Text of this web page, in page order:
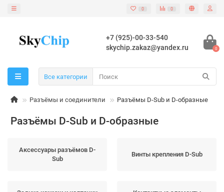
0 0
+7 (925)-00-33-540
skychip.zakaz@yandex.ru
0
Все категории
Разъёмы и соединители Разъёмы D-Sub и D-образные
Разъёмы D-Sub и D-образные
Аксессуары разъёмов D-
Sub
Винты крепления D-Sub